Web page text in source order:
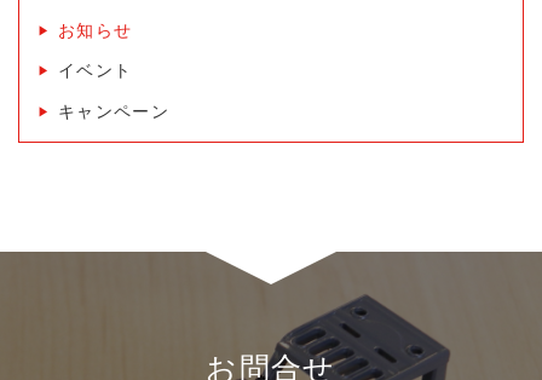
お知らせ
イベント
キャンペーン
お問合せ